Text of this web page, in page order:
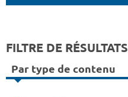
FILTRE DE RÉSULTATS
Par type de contenu